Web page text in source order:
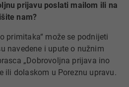
prijavu poslati mailom ili na
nam?
primitaka“ može se podnijeti
navedene i upute o nužnim
„Dobrovoljna prijava ino
ili dolaskom u Poreznu upravu.